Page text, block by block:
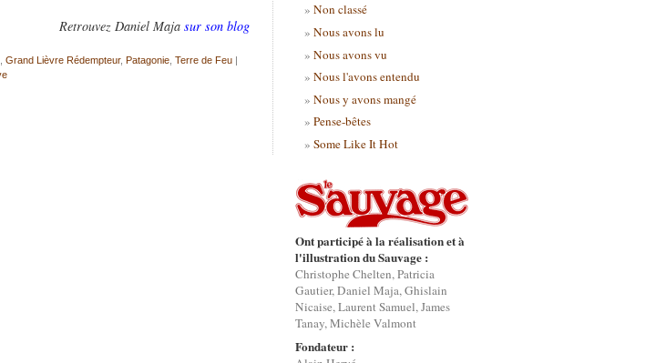
Retrouvez Daniel Maja sur son blog
Grand Lièvre Rédempteur, Patagonie Terre de Feu |
Non classé
Nous avons lu
Nous avons vu
Nous l'avons entendu
Nous y avons mangé
Pense-bêtes
Some Like It Hot
Ont participé à la réalisation et à
l'illustration du Sauvage :
Christophe Chelten, Patricia
Gautier, Daniel Maja, Ghislain
Nicaise, Laurent Samuel, James
Tanay, Michèle Valmont
Fondateur :